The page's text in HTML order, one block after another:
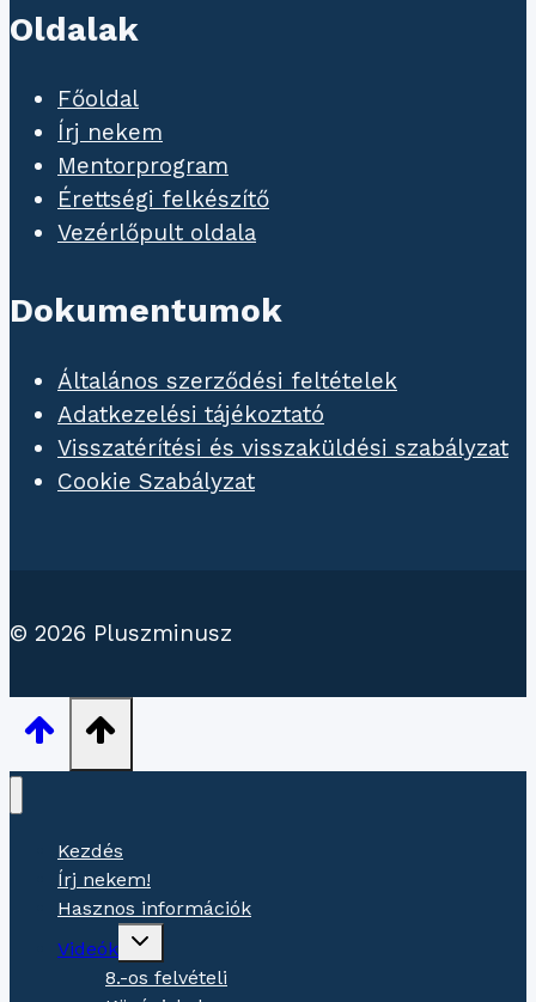
Oldalak
Főoldal
Írj nekem
Mentorprogram
Érettségi felkészítő
Vezérlőpult oldala
Dokumentumok
Általános szerződési feltételek
Adatkezelési tájékoztató
Visszatérítési és visszaküldési szabályzat
Cookie Szabályzat
© 2026 Pluszminusz
Kezdés
Írj nekem!
Hasznos információk
Videók
Gyermekmenü
8.-os felvételi